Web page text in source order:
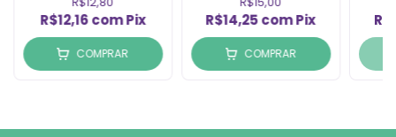
R$12,16comPix
COMPRAR
R$14,25comPix
COMPRAR